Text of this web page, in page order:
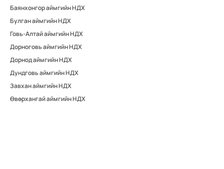
Баянхонгор аймгийн НДХ
Булган аймгийн НДХ
Говь-Алтай аймгийн НДХ
Дорноговь аймгийн НДХ
Дорнод аймгийн НДХ
Дундговь аймгийн НДХ
Завхан аймгийн НДХ
Өвөрхангай аймгийн НДХ